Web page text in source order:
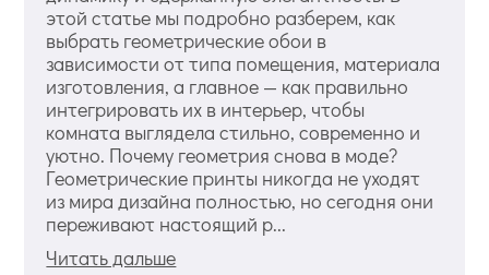
этой статье мы подробно разберем, как
выбрать геометрические обои в
зависимости от типа помещения, материала
изготовления, а главное — как правильно
интегрировать их в интерьер, чтобы
комната выглядела стильно, современно и
уютно. Почему геометрия снова в моде?
Геометрические принты никогда не уходят
из мира дизайна полностью, но сегодня они
переживают настоящий р...
Читать дальше